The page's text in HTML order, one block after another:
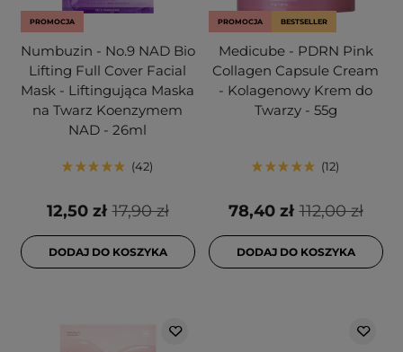
PROMOCJA
Numbuzin - No.9 NAD Bio
Lifting Full Cover Facial
Mask - Liftingująca Maska
na Twarz Koenzymem
NAD - 26ml
42
17,90 zł
12,50 zł
DODAJ DO KOSZYKA
PROMOCJA BESTSELLER
Medicube - PDRN Pink
Collagen Capsule Cream
- Kolagenowy Krem do
Twarzy - 55g
12
112,00 zł
78,40 zł
DODAJ DO KOSZYKA